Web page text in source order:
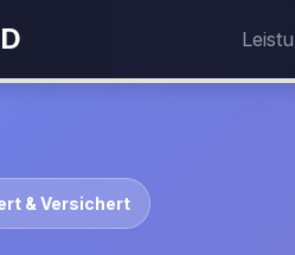
& Versichert